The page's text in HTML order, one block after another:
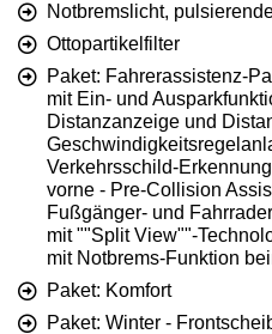
Notbremslicht,
Ottopartikelfilter
Paket: Fahrerassistenz-
mit Ein- und
Distanzanzeige und
Verkehrsschild-
vorne - Pre-Collision
Fußgänger- und
mit ""Split View""-
mit Notbrems-Funktion
Paket: Komfort
Paket: Winter -